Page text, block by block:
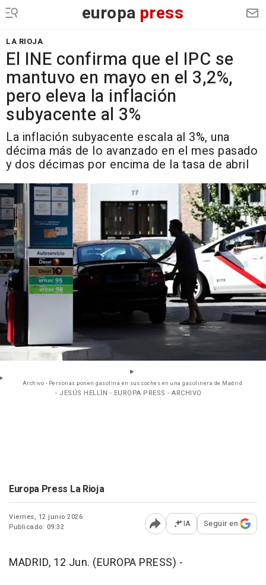
europa press
LA RIOJA
El INE confirma que el IPC se
mantuvo en mayo en el 3,2%,
pero eleva la inflación
subyacente al 3%
La inflación subyacente escala al 3%, una
décima más de lo avanzado en el mes pasado
y dos décimas por encima de la tasa de abril
Archivo - Personas ponen gasolina en sus coches en una gasolinera de Madrid.
- JESÚS HELLÍN - EUROPA PRESS - ARCHIVO
Europa Press La Rioja
Viernes, 12 junio 2026
Publicado: 09:32
Abrir opciones para
IA Seguir en
MADRID, 12 Jun. (EUROPA PRESS) -